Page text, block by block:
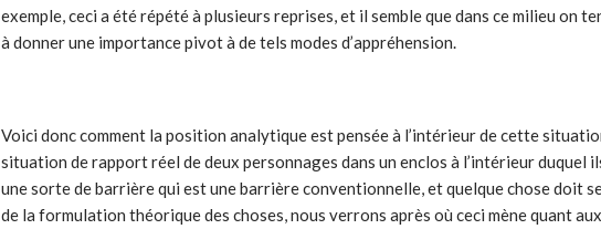
exemple, ceci a été répété à plusieurs reprises, et il semble que dans ce milieu on
à donner une importance pivot à de tels modes d’appréhension.
Voici donc comment la position analytique est pensée à l’intérieur de cette
situation de rapport réel de deux personnages dans un enclos à l’intérieur duquel
une sorte de barrière qui est une barrière conventionnelle, et quelque chose doit
de la formulation théorique des choses, nous verrons après où ceci mène quant